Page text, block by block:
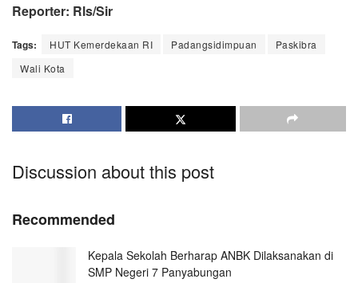
Reporter: Rls/Sir
Tags: HUT Kemerdekaan RI Padangsidimpuan
Paskibra
Wali Kota
Discussion about this post
Recommended
Kepala Sekolah Berharap ANBK Dilaksanakan di
SMP Negeri 7 Panyabungan